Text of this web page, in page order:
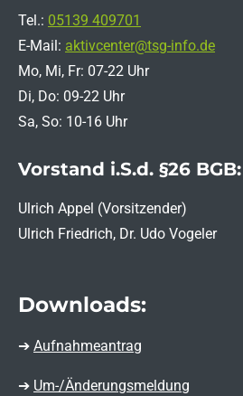
Tel.: 05139 409701
E-Mail: aktivcenter@tsg-info.de
Mo, Mi, Fr: 07-22 Uhr
Di, Do: 09-22 Uhr
Sa, So: 10-16 Uhr
Vorstand i.S.d. §26 BGB:
Ulrich Appel (Vorsitzender)
Ulrich Friedrich, Dr. Udo Vogeler
Downloads:
➔ Aufnahmeantrag
➔ Um-/Änderungsmeldung